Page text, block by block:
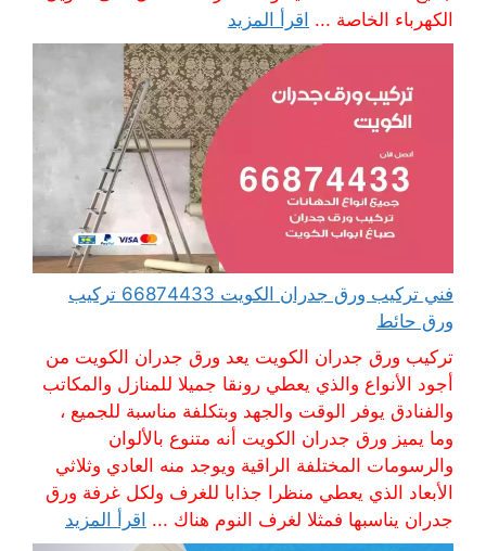
الكهرباء الخاصة ... اقرأ المزيد
فني تركيب ورق جدران الكويت 66874433 تركيب
ورق حائط
تركيب ورق جدران الكويت يعد ورق جدران الكويت من
أجود الأنواع والذي يعطي رونقا جميلا للمنازل والمكاتب
والفنادق يوفر الوقت والجهد وبتكلفة مناسبة للجميع ،
وما يميز ورق جدران الكويت أنه متنوع بالألوان
والرسومات المختلفة الراقية ويوجد منه العادي وثلاثي
الأبعاد الذي يعطي منظرا جذابا للغرف ولكل غرفة ورق
جدران يناسبها فمثلا لغرف النوم هناك ... اقرأ المزيد